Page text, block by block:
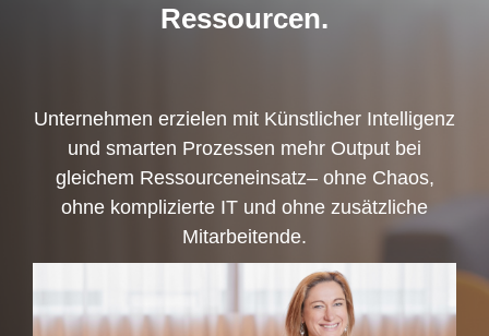
Ressourcen.
Unternehmen erzielen mit Künstlicher Intelligenz
und smarten Prozessen mehr Output bei
gleichem Ressourceneinsatz– ohne Chaos,
ohne komplizierte IT und ohne zusätzliche
Mitarbeitende.